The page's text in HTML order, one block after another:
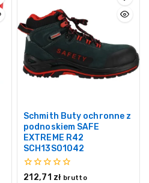
Schmith Buty ochronne z
podnoskiem SAFE
EXTREME R42
SCH13S01042
0
212,71 zł brutto